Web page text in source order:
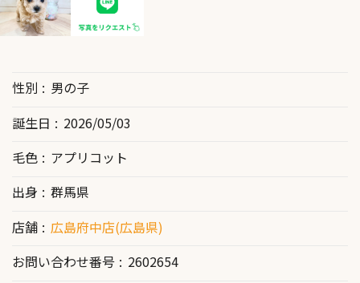
性別
男の子
誕生日
2026/05/03
毛色
アプリコット
出身
群馬県
店舗
広島府中店(広島県)
お問い合わせ番号
2602654